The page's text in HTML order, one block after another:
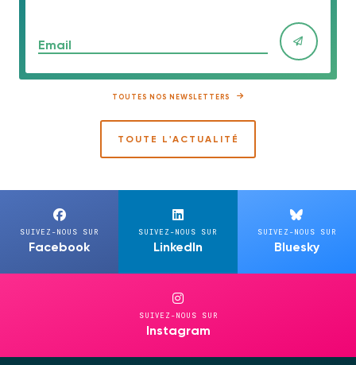
Email
TOUTES NOS NEWSLETTERS
TOUTE L'ACTUALITÉ
SUIVEZ-NOUS SUR
Facebook
SUIVEZ-NOUS SUR
LinkedIn
SUIVEZ-NOUS SUR
Bluesky
SUIVEZ-NOUS SUR
Instagram